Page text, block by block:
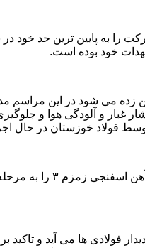
زده می شود در این
در ۲۵ خرداد آئین تجلیل از کارکنان برتر سال
فولادی ها می آید و